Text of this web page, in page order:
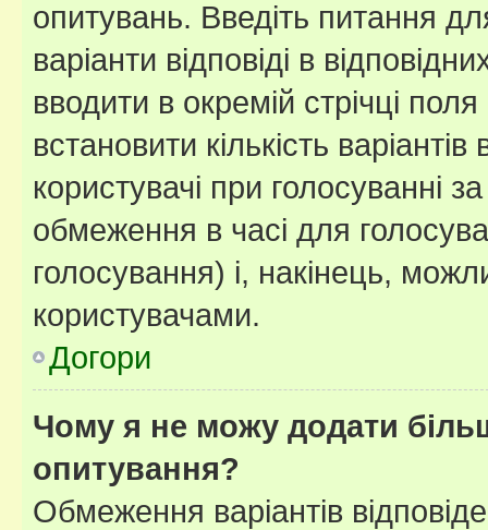
опитувань. Введіть питання
варіанти відповіді в
вводити в окремій стрічці
встановити кількість
користувачі при голосуванні
обмеження в часі для
голосування) і, накінець,
користувачами.
Догори
Чому я не можу додати
опитування?
Обмеження варіантів